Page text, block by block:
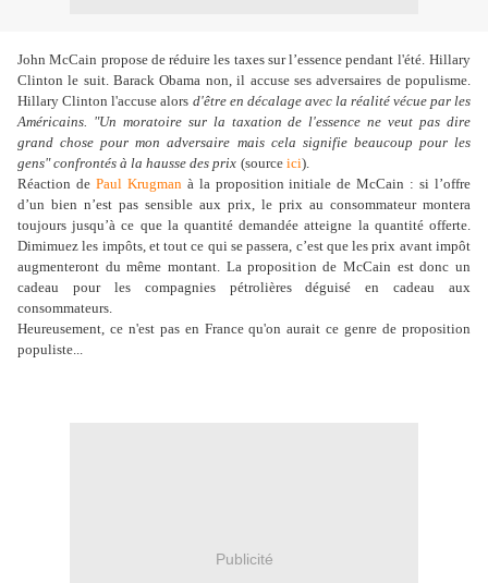
John McCain propose de réduire les taxes sur l’essence pendant l'été. Hillary
Clinton le suit. Barack Obama non, il accuse ses adversaires de populisme.
Hillary Clinton l'accuse alors d'être en décalage avec la réalité vécue par les
Américains. "Un moratoire sur la taxation de l'essence ne veut pas dire
grand chose pour mon adversaire mais cela signifie beaucoup pour les
gens" confrontés à la hausse des prix (source ici).
Réaction de Paul Krugmanà la proposition initiale de McCain : si l’offre
d’un bien n’est pas sensible aux prix, le prix au consommateur montera
toujours jusqu’à ce que la quantité demandée atteigne la quantité offerte.
Dimimuez les impôts, et tout ce qui se passera, c’est que les prix avant impôt
augmenteront du même montant. La proposition de McCain est donc un
cadeau pour les compagnies pétrolières déguisé en cadeau aux
consommateurs.
Heureusement, ce n'est pas en France qu'on aurait ce genre de proposition
populiste...
Publicité